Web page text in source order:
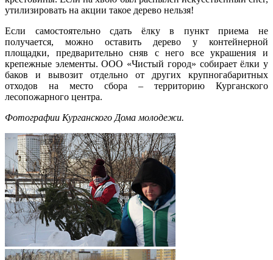
утилизировать на акции такое дерево нельзя!
Если самостоятельно сдать ёлку в пункт приема не
получается, можно оставить дерево у контейнерной
площадки, предварительно сняв с него все украшения и
крепежные элементы. ООО «Чистый город» собирает ёлки у
баков и вывозит отдельно от других крупногабаритных
отходов на место сбора – территорию Курганского
лесопожарного центра.
Фотографии Курганского Дома молодежи.